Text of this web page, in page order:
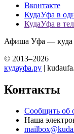
Вконтакте
КудаУфа в
КудаУфа в
Афиша Уфа — куда
© 2013–2026
кудауфа.ру |
Контакты
Сообщить об
Наша